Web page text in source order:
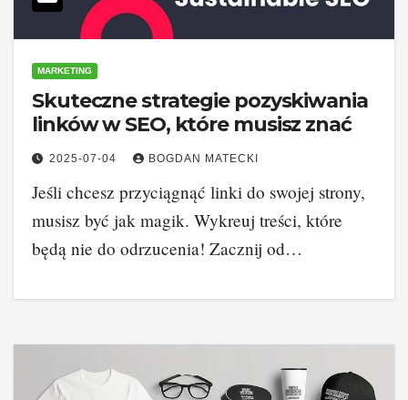
MARKETING
Skuteczne strategie pozyskiwania
linków w SEO, które musisz znać
2025-07-04 BOGDAN MATECKI
Jeśli chcesz przyciągnąć linki do swojej strony,
musisz być jak magik. Wykreuj treści, które
będą nie do odrzucenia! Zacznij od…